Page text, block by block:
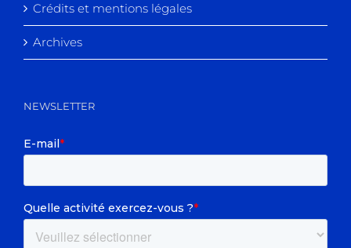
Crédits et mentions légales
Archives
NEWSLETTER